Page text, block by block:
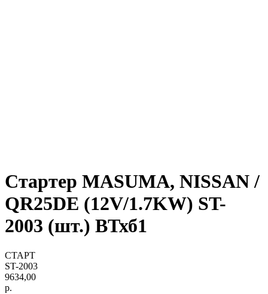
Стартер MASUMA, NISSAN /
QR25DE (12V/1.7KW) ST-
2003 (шт.) ВТхб1
СТАРТ
ST-2003
9634,00
р.